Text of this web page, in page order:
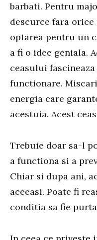
barbati. Pentru
descurce fara orice
optarea pentru un
a fi o idee geniala.
ceasului
functionare.
energia care
acestuia. Acest
Trebuie doar sa-l
a functiona si a
Chiar si dupa ani,
aceeasi. Poate fi
conditia sa fie